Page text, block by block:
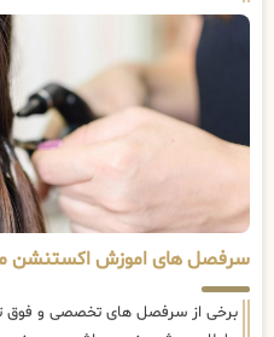
سرفصل های اموزش اکستنشن
برخی از سرفصل های تخصصی و